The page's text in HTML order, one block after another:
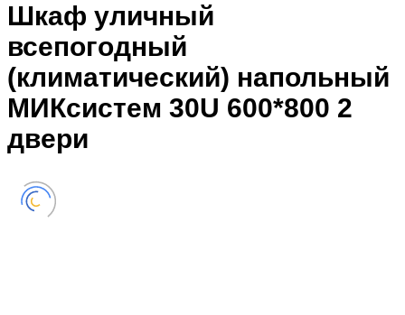
Шкаф уличный
всепогодный
(климатический) напольный
МИКсистем 30U 600*800 2
двери